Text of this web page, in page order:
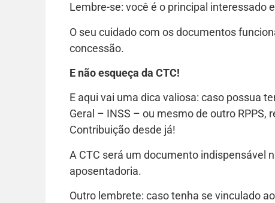
Lembre-se: você é o principal interessado
O seu cuidado com os documentos
concessão.
E não esqueça da CTC!
E aqui vai uma dica valiosa: caso possua
Geral – INSS – ou mesmo de outro RPPS,
Contribuição desde já!
A CTC será um documento indispensável
aposentadoria.
Outro lembrete: caso tenha se vinculado